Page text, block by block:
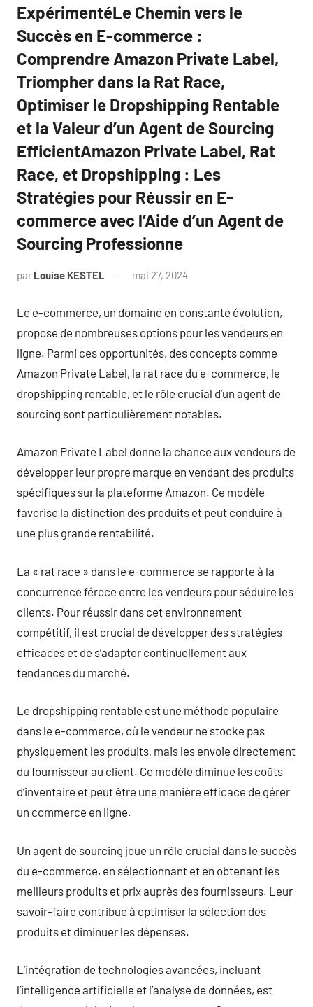
ExpérimentéLe Chemin vers le
Succès en E-commerce :
Comprendre Amazon Private Label,
Triompher dans la Rat Race,
Optimiser le Dropshipping Rentable
et la Valeur d’un Agent de Sourcing
EfficientAmazon Private Label, Rat
Race, et Dropshipping : Les
Stratégies pour Réussir en E-
commerce avec l’Aide d’un Agent de
Sourcing Professionne
par Louise KESTEL mai 27, 2024
Le e-commerce, un domaine en constante évolution,
propose de nombreuses options pour les vendeurs en
ligne. Parmi ces opportunités, des concepts comme
Amazon Private Label, la rat race du e-commerce, le
dropshipping rentable, et le rôle crucial d’un agent de
sourcing sont particulièrement notables.
Amazon Private Label donne la chance aux vendeurs de
développer leur propre marque en vendant des produits
spécifiques sur la plateforme Amazon. Ce modèle
favorise la distinction des produits et peut conduire à
une plus grande rentabilité.
La « rat race » dans le e-commerce se rapporte à la
concurrence féroce entre les vendeurs pour séduire les
clients. Pour réussir dans cet environnement
compétitif, il est crucial de développer des stratégies
efficaces et de s’adapter continuellement aux
tendances du marché.
Le dropshipping rentable est une méthode populaire
dans le e-commerce, où le vendeur ne stocke pas
physiquement les produits, mais les envoie directement
du fournisseur au client. Ce modèle diminue les coûts
d’inventaire et peut être une manière efficace de gérer
un commerce en ligne.
Un agent de sourcing joue un rôle crucial dans le succès
du e-commerce, en sélectionnant et en obtenant les
meilleurs produits et prix auprès des fournisseurs. Leur
savoir-faire contribue à optimiser la sélection des
produits et diminuer les dépenses.
L’intégration de technologies avancées, incluant
l’intelligence artificielle et l’analyse de données, est